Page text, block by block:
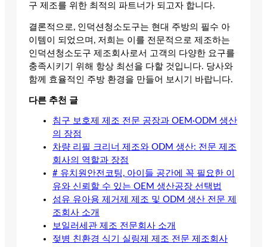
구 제조를 위한 최적의 파트너가 되고자 합니다.
결론적으로, 인덕션청소도구는 현대 주방의 필수 아
이템이 되었으며, 저희는 이를 전문적으로 제조하는
인덕션청소도구 제조회사로서 고객의 다양한 요구를
충족시키기 위해 항상 최선을 다할 것입니다. 당사와
함께 효율적인 주방 환경을 만들어 보시기 바랍니다.
다른 추천 글
침구 보호제 제조 전문 공장과 OEM·ODM 생산
의 장점
차량 리필 크리너 제조와 ODM 생산: 전문 제조
회사의 역할과 장점
# 유치원안전코팅, 아이들 공간에 꼭 필요한 이
유와 신뢰할 수 있는 OEM 생산공장 선택법
섬유 유아용 제거제 제조 및 ODM 생산 전문 제
조회사 소개
보일러세관 제조 전문회사 소개
젖병 친환경 식기 실링제 제조 전문 제조회사